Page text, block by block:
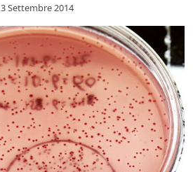
3 Settembre 2014